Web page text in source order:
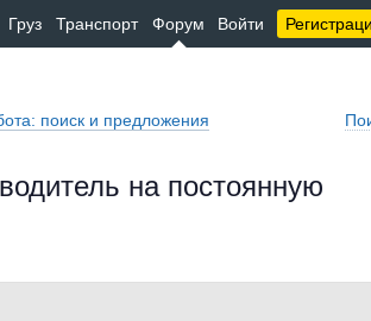
Груз Транспорт Форум Войти
поиск и предложения
на постоянную